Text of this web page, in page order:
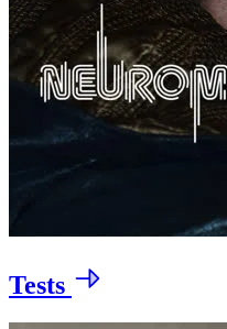
Tests